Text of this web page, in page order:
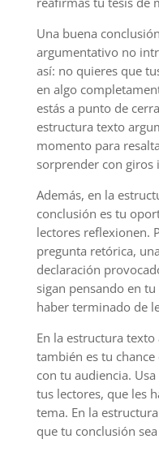
Una buena
argumentativo no
así: no quieres que
en algo
estás a punto de
estructura texto
momento para
sorprender con giros
Además, en la
conclusión es tu
lectores reflexionen.
pregunta retórica,
declaración
sigan pensando en
haber terminado de
En la estructura
también es tu
con tu audiencia.
tus lectores, que les
tema. En la
que tu conclusión